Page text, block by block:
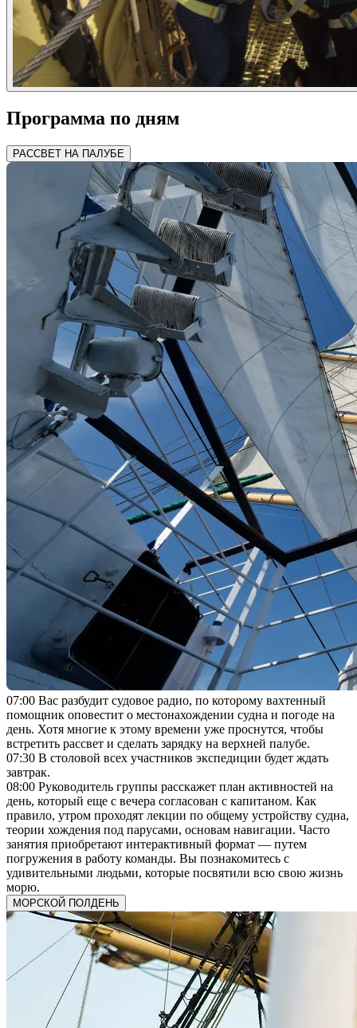
Программа по дням
РАССВЕТ НА ПАЛУБЕ
07:00 Вас разбудит судовое радио, по которому вахтенный
помощник оповестит о местонахождении судна и погоде на
день. Хотя многие к этому времени уже проснутся, чтобы
встретить рассвет и сделать зарядку на верхней палубе.
07:30 В столовой всех участников экспедиции будет ждать
завтрак.
08:00 Руководитель группы расскажет план активностей на
день, который еще с вечера согласован с капитаном. Как
правило, утром проходят лекции по общему устройству судна,
теории хождения под парусами, основам навигации. Часто
занятия приобретают интерактивный формат — путем
погружения в работу команды. Вы познакомитесь с
удивительными людьми, которые посвятили всю свою жизнь
морю.
МОРСКОЙ ПОЛДЕНЬ